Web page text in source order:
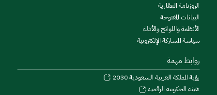
الروزنامة العقارية
البيانات المفتوحة
الأنظمة واللوائح والأدلة
سياسة المشاركة الإلكترونية
روابط مهمة
رؤية المملكة العربية السعودية 2030
هيئة الحكومة الرقمية